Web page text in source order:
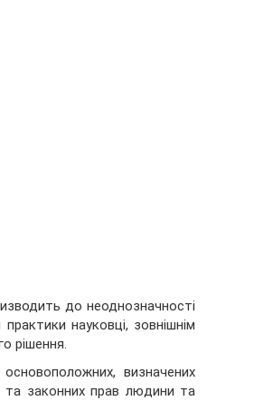
до неоднозначності
науковці, зовнішнім
рішення.
визначених
та законних прав людини та